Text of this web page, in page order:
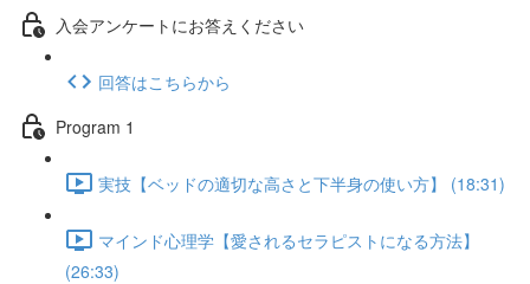
入会アンケートにお答えください
回答はこちらから
Program 1
実技【ベッドの適切な高さと下半身の使い方】 (18:31)
マインド心理学【愛されるセラピストになる方法】
(26:33)